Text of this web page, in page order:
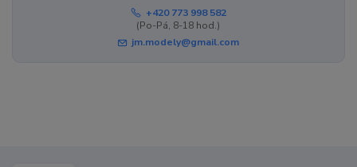
+420 773 998 582
(Po-Pá, 8-18 hod.)
jm.modely@gmail.com